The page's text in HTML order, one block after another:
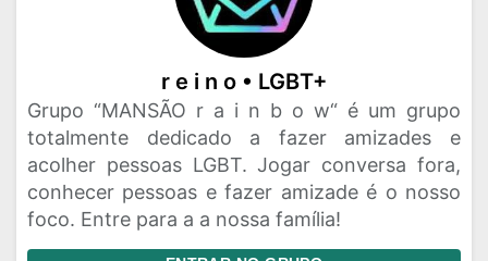
r e i n o • LGBT+
Grupo “MANSÃO r a i n b o w“ é um grupo
totalmente dedicado a fazer amizades e
acolher pessoas LGBT. Jogar conversa fora,
conhecer pessoas e fazer amizade é o nosso
foco. Entre para a a nossa família!